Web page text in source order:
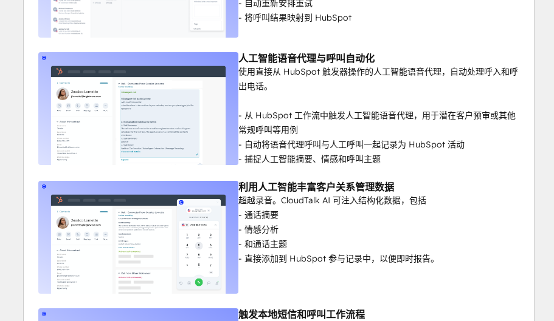
- 自动重新安排重试
- 将呼叫结果映射到 HubSpot
人工智能语音代理与呼叫自动化
使用直接从 HubSpot 触发器操作的人工智能语音代理，自动处理呼入和呼
出电话。
- 从 HubSpot 工作流中触发人工智能语音代理，用于潜在客户预审或其他
常规呼叫等用例
- 自动将语音代理呼叫与人工呼叫一起记录为 HubSpot 活动
- 捕捉人工智能摘要、情感和呼叫主题
利用人工智能丰富客户关系管理数据
超越录音。CloudTalk AI 可注入结构化数据，包括
- 通话摘要
- 情感分析
- 和通话主题
- 直接添加到 HubSpot 参与记录中，以便即时报告。
触发本地短信和呼叫工作流程